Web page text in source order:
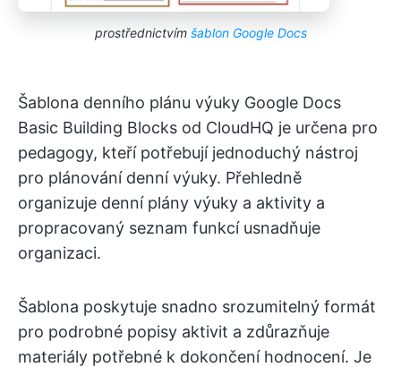
prostřednictvím šablon Google Docs
Šablona denního plánu výuky Google Docs
Basic Building Blocks od CloudHQ je určena pro
pedagogy, kteří potřebují jednoduchý nástroj
pro plánování denní výuky. Přehledně
organizuje denní plány výuky a aktivity a
propracovaný seznam funkcí usnadňuje
organizaci.
Šablona poskytuje snadno srozumitelný formát
pro podrobné popisy aktivit a zdůrazňuje
materiály potřebné k dokončení hodnocení. Je